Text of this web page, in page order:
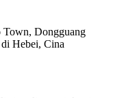
Town, Dongguang
Hebei, Cina